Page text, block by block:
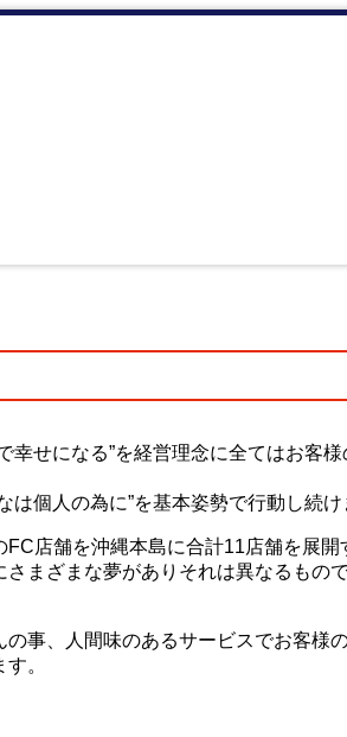
幸せになる”を経営理念に全てはお
個人の為に”を基本姿勢で行動し続け
店舗を沖縄本島に合計11店舗を展
まざまな夢がありそれは異なるも
事、人間味のあるサービスでお客様
。